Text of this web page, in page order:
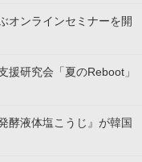
オンラインセミナーを開
援研究会「夏のReboot」
酵液体塩こうじ』が韓国